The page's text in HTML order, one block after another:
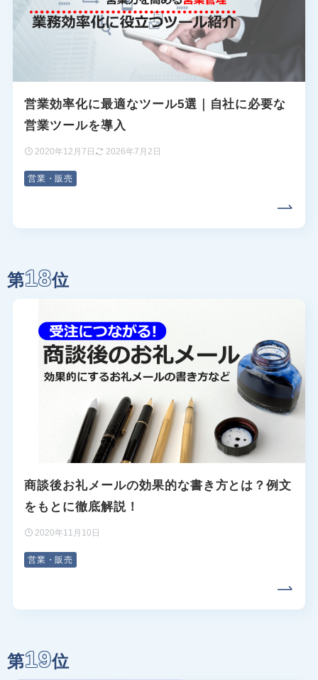
営業効率化に最適なツール5選｜自社に必要な
営業ツールを導入
2020年12月7日 2026年7月2日
営業・販売
第18位
商談後お礼メールの効果的な書き方とは？例文
をもとに徹底解説！
2020年11月10日
営業・販売
第19位